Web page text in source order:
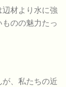
材より水に強
のの魅力たっ
、私たちの近